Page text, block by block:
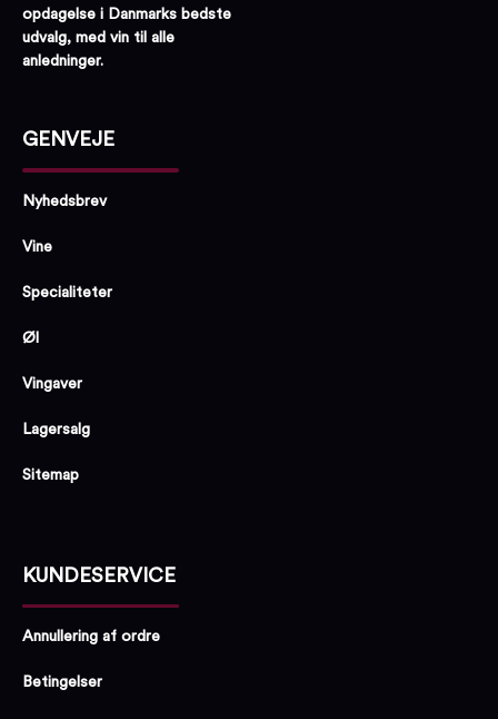
opdagelse i Danmarks bedste
udvalg, med vin til alle
anledninger.
GENVEJE
Nyhedsbrev
Vine
Specialiteter
Øl
Vingaver
Lagersalg
Sitemap
KUNDESERVICE
Annullering af ordre
Betingelser